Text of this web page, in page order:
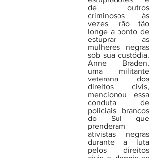
de outros
criminosos às
vezes irão tão
longe a ponto de
estuprar as
mulheres negras
sob sua custódia.
Anne Braden,
uma militante
veterana dos
direitos civis,
mencionou essa
conduta de
policiais brancos
do Sul que
prenderam
ativistas negras
durante a luta
pelos direitos